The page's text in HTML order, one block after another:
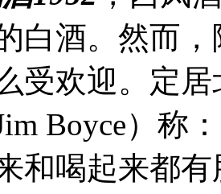
白酒。然而
受欢迎。定
Boyce）称
和喝起来都